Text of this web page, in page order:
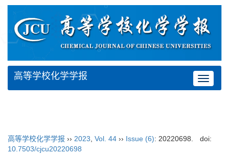
Toggle
高等学校化学学报
高等学校化学学报 ›› 2023, Vol. 44 ›› Issue (6): 20220698.
doi:
10.7503/cjcu20220698